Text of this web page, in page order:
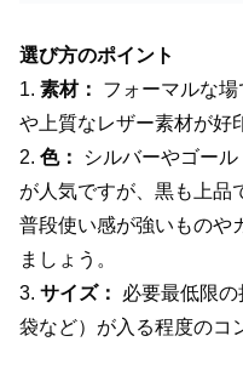
選び方のポイント
1. 素材：
フォーマルな
や上質なレザー素材が好
2. 色：
シルバーやゴー
が人気ですが、黒も上品
普段使い感が強いものや
ましょう。
3. サイズ：
必要最低限
袋など）が入る程度のコ